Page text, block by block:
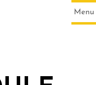
Menu